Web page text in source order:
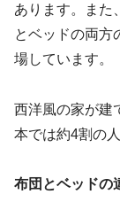
あります。また
とベッドの両方
場しています。
西洋風の家が建
本では約4割の
布団とベッド